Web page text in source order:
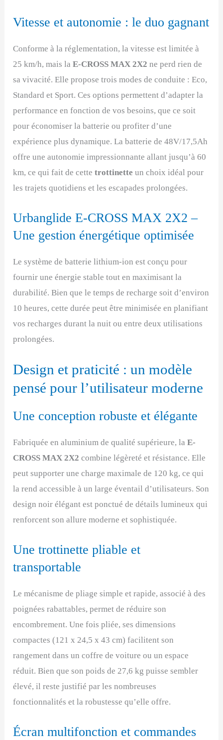
Vitesse et autonomie : le duo gagnant
Conforme à la réglementation, la vitesse est limitée à
25 km/h, mais laE-CROSS MAX 2X2 ne perd rien de
sa vivacité. Elle propose trois modes de conduite : Eco,
Standard et Sport. Ces options permettent d’adapter la
performance en fonction de vos besoins, que ce soit
pour économiser la batterie ou profiter d’une
expérience plus dynamique. La batterie de 48V/17,5Ah
offre une autonomie impressionnante allant jusqu’à 60
km, ce qui fait de cettetrottinetteun choix idéal pour
les trajets quotidiens et les escapades prolongées.
Urbanglide E-CROSS MAX 2X2 –
Une gestion énergétique optimisée
Le système de batterie lithium-ion est conçu pour
fournir une énergie stable tout en maximisant la
durabilité. Bien que le temps de recharge soit d’environ
10 heures, cette durée peut être minimisée en planifiant
vos recharges durant la nuit ou entre deux utilisations
prolongées.
Design et praticité : un modèle
pensé pour l’utilisateur moderne
Une conception robuste et élégante
Fabriquée en aluminium de qualité supérieure, laE-
CROSS MAX 2X2 combine légèreté et résistance. Elle
peut supporter une charge maximale de 120 kg, ce qui
la rend accessible à un large éventail d’utilisateurs. Son
design noir élégant est ponctué de détails lumineux qui
renforcent son allure moderne et sophistiquée.
Une trottinette pliable et
transportable
Le mécanisme de pliage simple et rapide, associé à des
poignées rabattables, permet de réduire son
encombrement. Une fois pliée, ses dimensions
compactes (121 x 24,5 x 43 cm) facilitent son
rangement dans un coffre de voiture ou un espace
réduit. Bien que son poids de 27,6 kg puisse sembler
élevé, il reste justifié par les nombreuses
fonctionnalités et la robustesse qu’elle offre.
Écran multifonction et commandes